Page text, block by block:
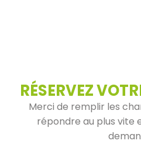
RÉSERVEZ
Merci de remplir les
répondre au plus vite